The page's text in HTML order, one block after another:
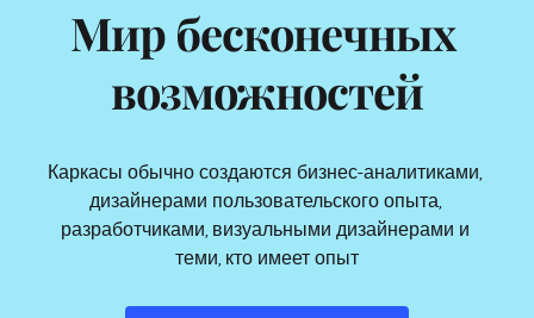
Мир бесконечных
возможностей
Каркасы обычно создаются бизнес-аналитиками,
дизайнерами пользовательского опыта,
разработчиками, визуальными дизайнерами и
теми, кто имеет опыт